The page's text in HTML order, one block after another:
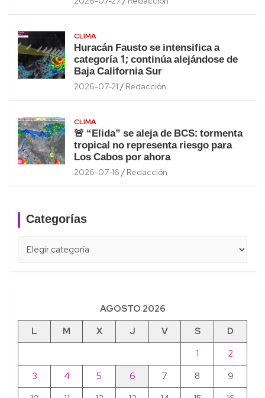
CLIMA
Huracán Fausto se intensifica a
categoría 1; continúa alejándose de
Baja California Sur
2026-07-21 Redacción
CLIMA
🚨 “Elida” se aleja de BCS: tormenta
tropical no representa riesgo para
Los Cabos por ahora
2026-07-16 Redacción
Categorías
AGOSTO 2026
L
M X J V S
D
1
2
3
4 5 6 7 8
9